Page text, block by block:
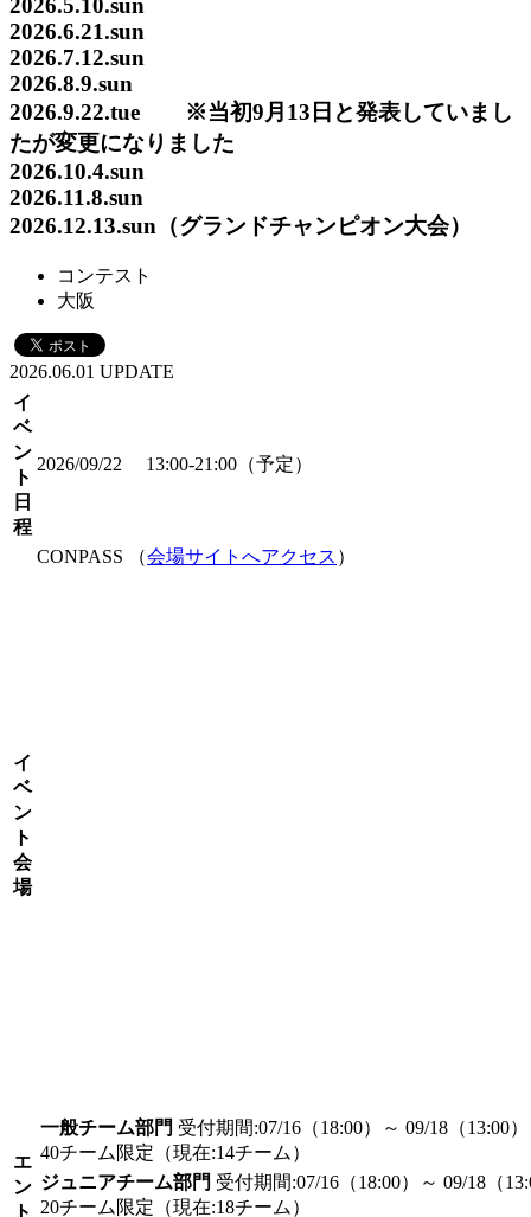
2026.5.10.sun
2026.6.21.sun
2026.7.12.sun
2026.8.9.sun
2026.9.22.tue ※当初9月13日と発表していまし
たが変更になりました
2026.10.4.sun
2026.11.8.sun
2026.12.13.sun（グランドチャンピオン大会）
コンテスト
大阪
2026.06.01 UPDATE
イ
ベ
ン
ト
日
程
2026/09/22 13:00-21:00（予定）
イ
ベ
ン
ト
会
場
CONPASS （会場サイトへアクセス ）
エ
ン
ト
一般チーム部門 受付期間:07/16（18:00）～ 09/18（13:00）
40チーム限定（現在:14チーム）
ジュニアチーム部門 受付期間:07/16（18:00）～ 09/18（
20チーム限定（現在:18チーム）